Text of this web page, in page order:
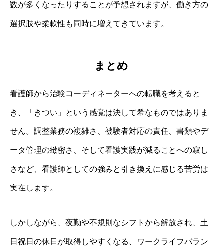
数が多くなったりすることが予想されますが、働き方の
選択肢や柔軟性も同時に増えてきています。
まとめ
看護師から治験コーディネーターへの転職を考えると
き、「きつい」という感覚は決して希なものではありま
せん。調整業務の複雑さ、被験者対応の責任、書類やデ
ータ管理の緻密さ、そして看護実践が減ることへの寂し
さなど、看護師としての強みと引き換えに感じる苦労は
実在します。
しかしながら、夜勤や不規則なシフトから解放され、土
日祝日の休日が取得しやすくなる、ワークライフバラン